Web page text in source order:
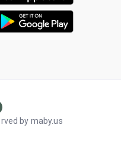
by maby.us